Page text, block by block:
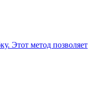
Этот метод позволяет